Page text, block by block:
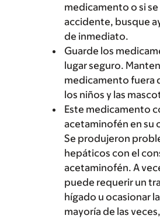
medicamento o si
accidente, busque
de inmediato.
Guarde los
lugar seguro.
medicamento fuera
los niños y las
Este medicamento
acetaminofén en su
Se produjeron
hepáticos con el
acetaminofén. A
puede requerir un
hígado u ocasionar
mayoría de las